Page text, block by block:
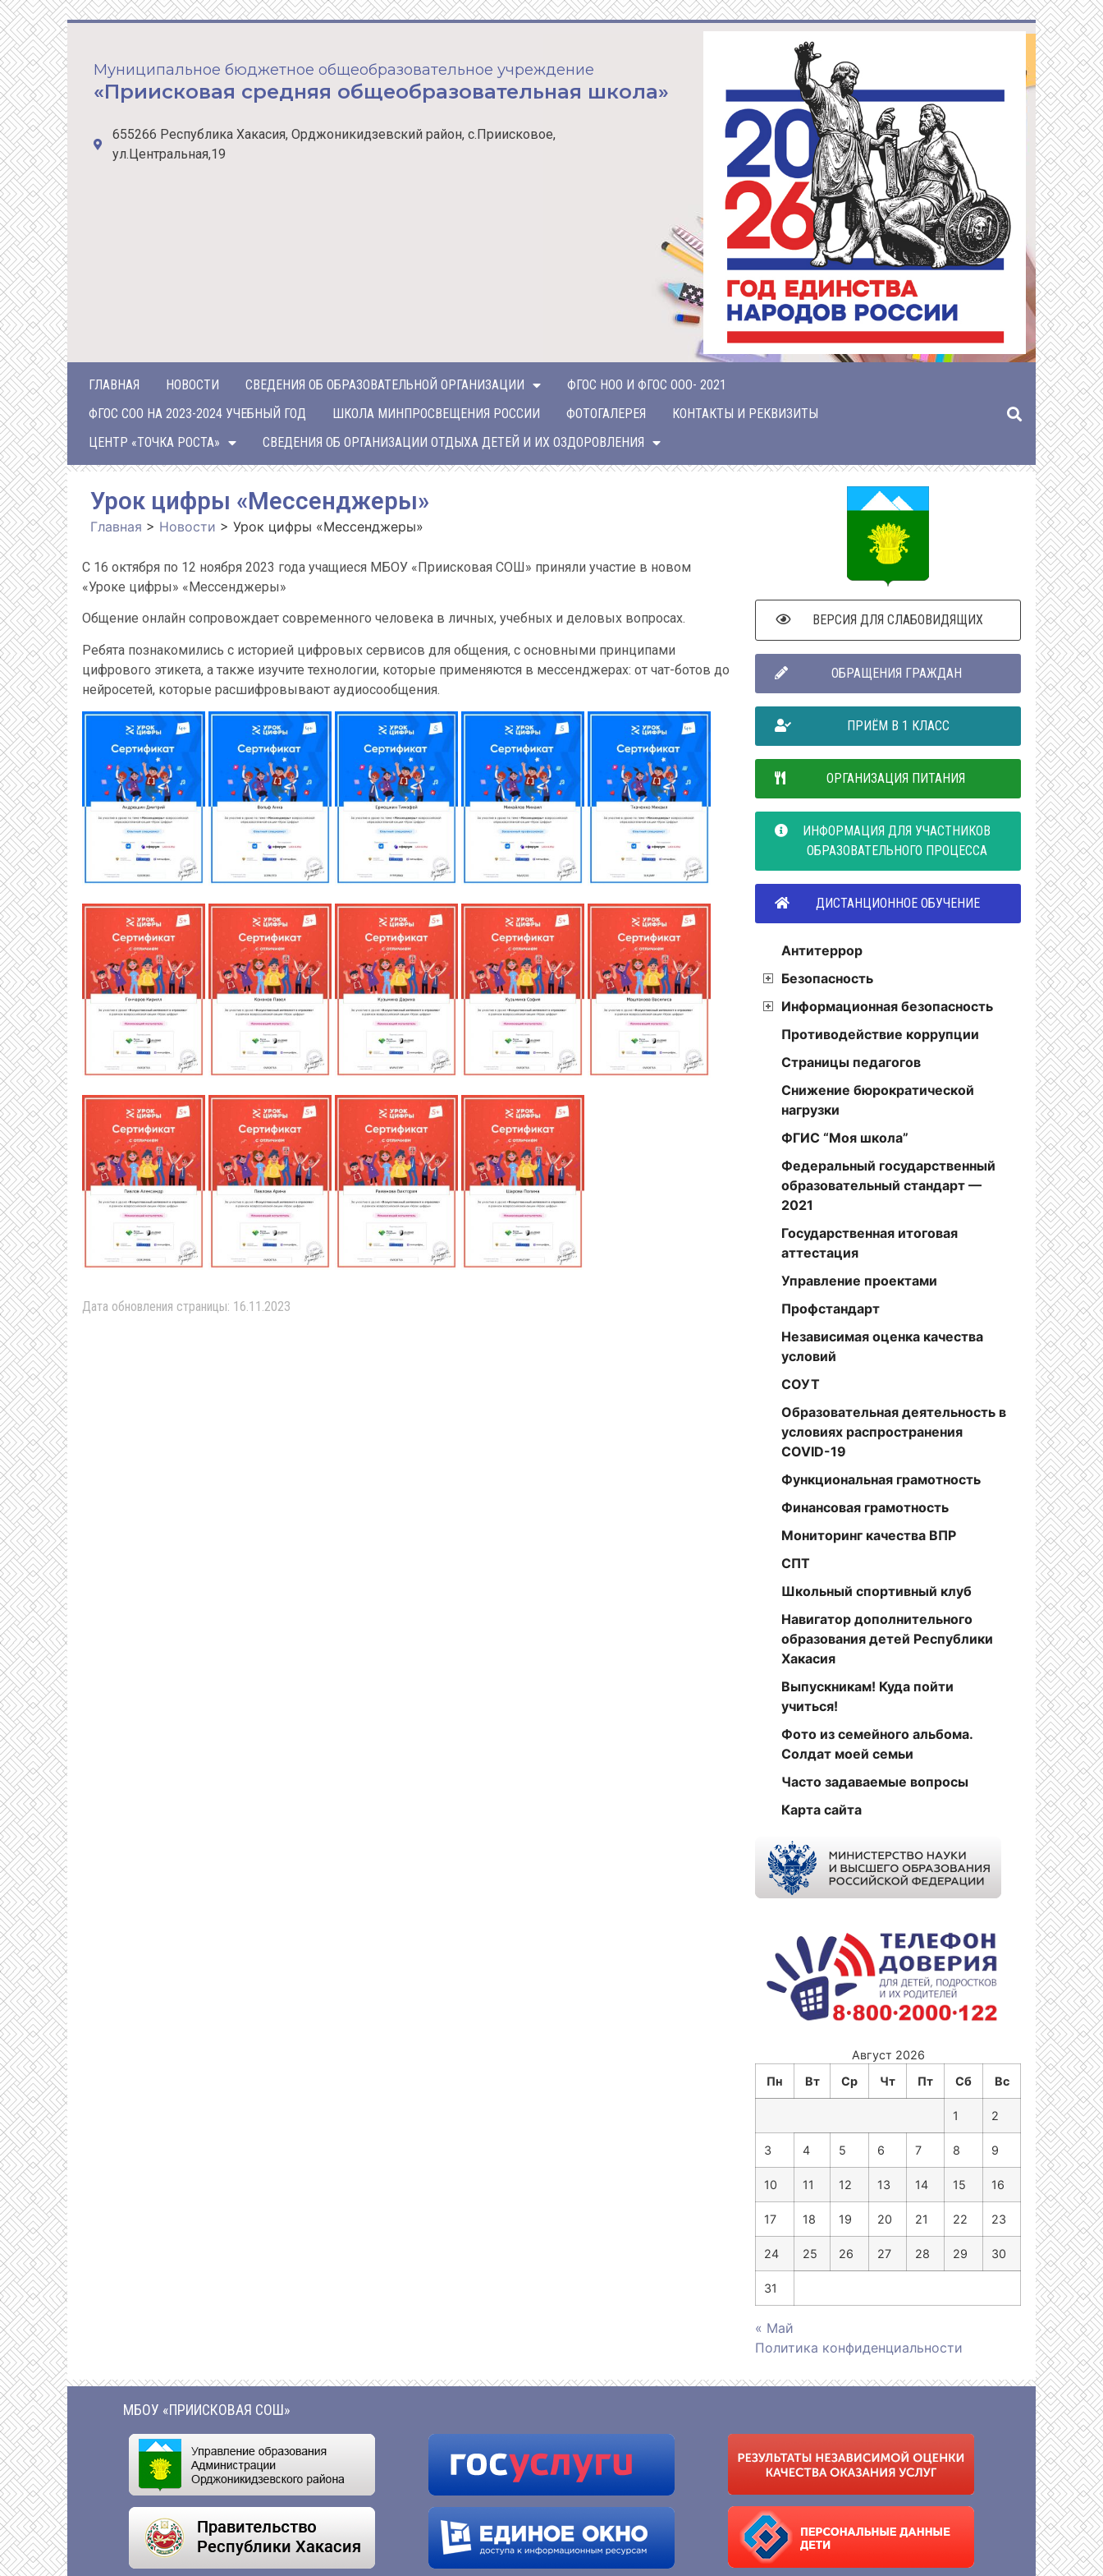
Муниципальное бюджетное общеобразовательное учреждение
«Приисковая средняя общеобразовательная школа»
655266 Республика Хакасия, Орджоникидзевский район, с.Приисковое,
ул.Центральная,19
ГЛАВНАЯ НОВОСТИ СВЕДЕНИЯ ОБ ОБРАЗОВАТЕЛЬНОЙ ОРГАНИЗАЦИИ
ФГОС НОО И ФГОС ООО- 2021
ФГОС СОО НА 2023-2024 УЧЕБНЫЙ ГОД
ШКОЛА МИНПРОСВЕЩЕНИЯ РОССИИ ФОТОГАЛЕРЕЯ
КОНТАКТЫ И РЕКВИЗИТЫ
ЦЕНТР «ТОЧКА РОСТА»
СВЕДЕНИЯ ОБ ОРГАНИЗАЦИИ ОТДЫХА ДЕТЕЙ И ИХ ОЗДОРОВЛЕНИЯ
Урок цифры «Мессенджеры»
Главная > Новости > Урок цифры «Мессенджеры»
С 16 октября по 12 ноября 2023 года учащиеся МБОУ «Приисковая СОШ» приняли участие в новом
«Уроке цифры» «Мессенджеры»
Общение онлайн сопровождает современного человека в личных, учебных и деловых вопросах.
Ребята познакомились с историей цифровых сервисов для общения, с основными принципами
цифрового этикета, а также изучите технологии, которые применяются в мессенджерах: от чат-ботов до
нейросетей, которые расшифровывают аудиосообщения.
Дата обновления страницы: 16.11.2023
ВЕРСИЯ ДЛЯ СЛАБОВИДЯЩИХ
ОБРАЩЕНИЯ ГРАЖДАН
ПРИЁМ В 1 КЛАСС
ОРГАНИЗАЦИЯ ПИТАНИЯ
ИНФОРМАЦИЯ ДЛЯ УЧАСТНИКОВ
ОБРАЗОВАТЕЛЬНОГО ПРОЦЕССА
ДИСТАНЦИОННОЕ ОБУЧЕНИЕ
Антитеррор
Безопасность
Информационная безопасность
Противодействие коррупции
Страницы педагогов
Снижение бюрократической
нагрузки
ФГИС “Моя школа”
Федеральный государственный
образовательный стандарт —
2021
Государственная итоговая
аттестация
Управление проектами
Профстандарт
Независимая оценка качества
условий
СОУТ
Образовательная деятельность в
условиях распространения
COVID-19
Функциональная грамотность
Финансовая грамотность
Мониторинг качества ВПР
СПТ
Школьный спортивный клуб
Навигатор дополнительного
образования детей Республики
Хакасия
Выпускникам! Куда пойти
учиться!
Фото из семейного альбома.
Солдат моей семьи
Часто задаваемые вопросы
Карта сайта
Август 2026
Пн
Вт Ср Чт Пт Сб Вс
1 2
3 4 5 6 7 8 9
10 11 12 13 14 15 16
17 18 19 20 21 22 23
24 25 26 27 28 29 30
31
« Май
Политика конфиденциальности
МБОУ «ПРИИСКОВАЯ СОШ»